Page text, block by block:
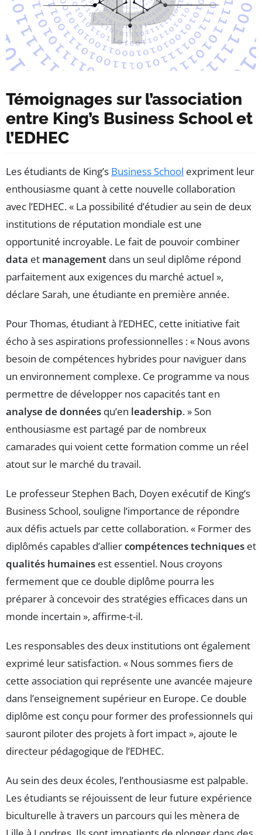
Témoignages sur l’association
entre King’s Business School et
l’EDHEC
Les étudiants de King’s Business School expriment leur
enthousiasme quant à cette nouvelle collaboration
avec l’EDHEC. « La possibilité d’étudier au sein de deux
institutions de réputation mondiale est une
opportunité incroyable. Le fait de pouvoir combiner
data et management dans un seul diplôme répond
parfaitement aux exigences du marché actuel »,
déclare Sarah, une étudiante en première année.
Pour Thomas, étudiant à l’EDHEC, cette initiative fait
écho à ses aspirations professionnelles : « Nous avons
besoin de compétences hybrides pour naviguer dans
un environnement complexe. Ce programme va nous
permettre de développer nos capacités tant en
analyse de données qu’en leadership. » Son
enthousiasme est partagé par de nombreux
camarades qui voient cette formation comme un réel
atout sur le marché du travail.
Le professeur Stephen Bach, Doyen exécutif de King’s
Business School, souligne l’importance de répondre
aux défis actuels par cette collaboration. « Former des
diplômés capables d’alliercompétences techniques et
qualités humaines est essentiel. Nous croyons
fermement que ce double diplôme pourra les
préparer à concevoir des stratégies efficaces dans un
monde incertain », affirme-t-il.
Les responsables des deux institutions ont également
exprimé leur satisfaction. « Nous sommes fiers de
cette association qui représente une avancée majeure
dans l’enseignement supérieur en Europe. Ce double
diplôme est conçu pour former des professionnels qui
sauront piloter des projets à fort impact », ajoute le
directeur pédagogique de l’EDHEC.
Au sein des deux écoles, l’enthousiasme est palpable.
Les étudiants se réjouissent de leur future expérience
biculturelle à travers un parcours qui les mènera de